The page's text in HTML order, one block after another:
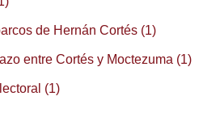
de Hernán Cortés (1)
entre Cortés y Moctezuma (1)
(1)